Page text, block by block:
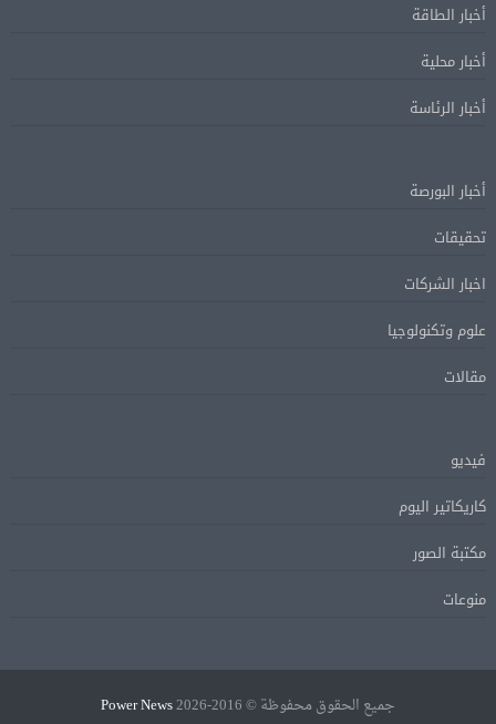
أخبار الطاقة
أخبار محلية
أخبار الرئاسة
أخبار البورصة
تحقيقات
اخبار الشركات
علوم وتكنولوجيا
مقالات
فيديو
كاريكاتير اليوم
مكتبة الصور
منوعات
جميع الحقوق محفوظة © 2016-2026 Power News